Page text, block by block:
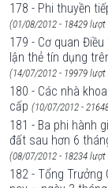
178 - Phi thuyền
(01/08/2012 - 18429 lượt
179 - Cơ quan
lận thẻ tín dụng
(14/07/2012 - 19979 lượt
180 - Các nhà
cấp (10/07/2012 -
181 - Ba phi hành
đất sau hơn 6
(08/07/2012 - 18234 lượt
182 - Tổng Trưởng